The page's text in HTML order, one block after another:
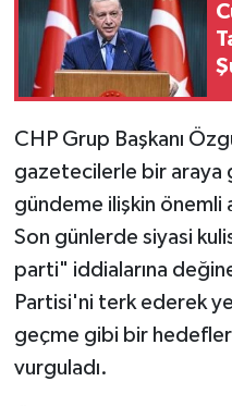
CHP Grup Başkanı
gazetecilerle bir araya
gündeme ilişkin önemli
Son günlerde siyasi
parti" iddialarına
Partisi'ni terk ederek
geçme gibi bir
vurguladı.